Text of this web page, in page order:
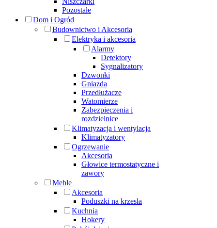
Pozostałe
Dom i Ogród
Budownictwo i Akcesoria
Elektryka i akcesoria
Alarmy
Detektory
Sygnalizatory
Dzwonki
Gniazda
Przedłużacze
Watomierze
Zabezpieczenia i
rozdzielnice
Klimatyzacja i wentylacja
Klimatyzatory
Ogrzewanie
Akcesoria
Głowice termostatyczne i
zawory
Meble
Akcesoria
Poduszki na krzesła
Kuchnia
Hokery